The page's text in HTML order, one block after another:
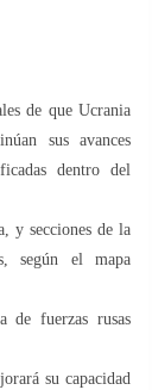
de que Ucrania
sus avances
dentro del
y secciones de la
según el mapa
de fuerzas rusas
su capacidad